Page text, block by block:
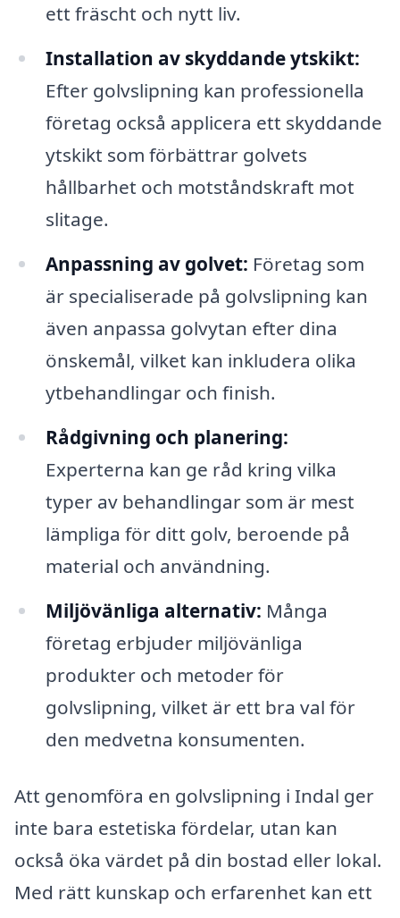
ett fräscht och nytt liv.
Installation av skyddande ytskikt:
Efter golvslipning kan professionella
företag också applicera ett skyddande
ytskikt som förbättrar golvets
hållbarhet och motståndskraft mot
slitage.
Anpassning av golvet: Företag som
är specialiserade på golvslipning kan
även anpassa golvytan efter dina
önskemål, vilket kan inkludera olika
ytbehandlingar och finish.
Rådgivning och planering:
Experterna kan ge råd kring vilka
typer av behandlingar som är mest
lämpliga för ditt golv, beroende på
material och användning.
Miljövänliga alternativ: Många
företag erbjuder miljövänliga
produkter och metoder för
golvslipning, vilket är ett bra val för
den medvetna konsumenten.
Att genomföra en golvslipning i Indal ger
inte bara estetiska fördelar, utan kan
också öka värdet på din bostad eller lokal.
Med rätt kunskap och erfarenhet kan ett